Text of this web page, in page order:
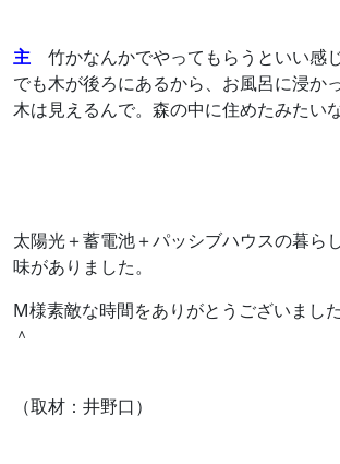
主 竹かなんかでやってもらうといい感
でも木が後ろにあるから、お風呂に浸か
木は見えるんで。森の中に住めたみたいな
太陽光＋蓄電池＋パッシブハウスの暮ら
味がありました。
M様素敵な時間をありがとうございまし
（取材：井野口）